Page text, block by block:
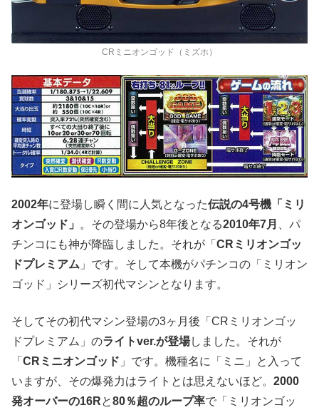
CRミニオンゴッド（ミズホ）
2002年に登場し瞬く間に人気となった伝説の4号機「ミリ
オンゴッド」
。その登場から8年後となる2010年7月
、パ
チンコにも神が降臨しました。それが「 CRミリオンゴッ
ドプレミアム 」です。そして本機がパチンコの「ミリオン
ゴッド」シリーズ初代マシンとなります。
そしてその初代マシン登場の3ヶ月後「CRミリオンゴッ
ドプレミアム」のライトver.が登場しました。それが
「 CRミニオンゴッド 」です。機種名に「ミニ」と入って
いますが、その爆発力はライトとは思えないほど。 2000
発オーバーの16Rと80％超のループ率で「ミリオンゴッ